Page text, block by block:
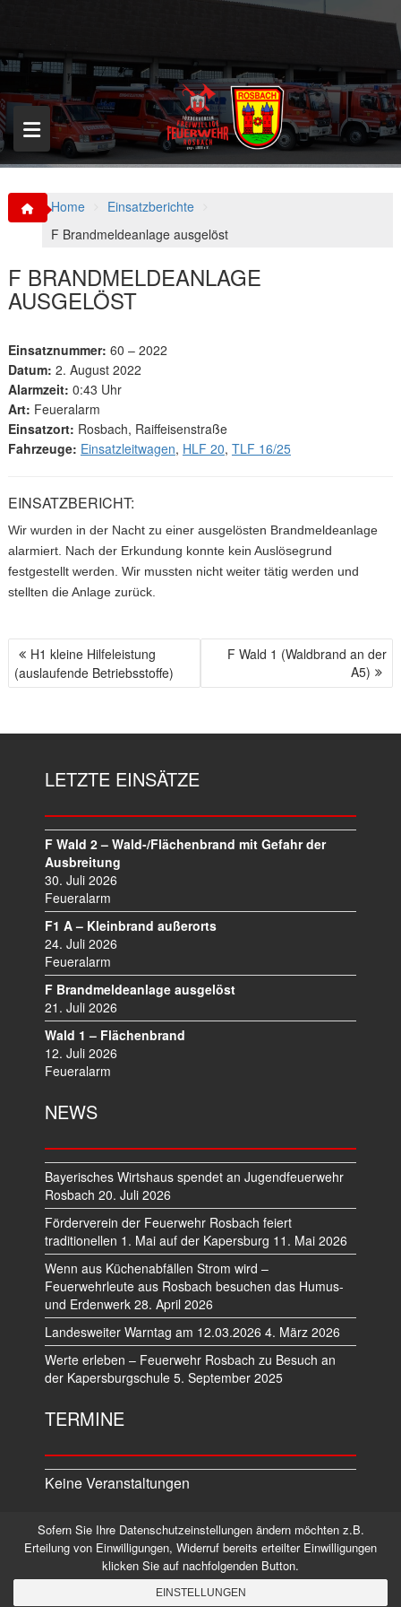
p
o
c
o
n
t
Home
Einsatzberichte
F Brandmeldeanlage ausgelöst
F BRANDMELDEANLAGE
AUSGELÖST
Einsatznummer: 60 – 2022
Datum: 2. August 2022
Alarmzeit: 0:43 Uhr
Art: Feueralarm
Einsatzort: Rosbach, Raiffeisenstraße
Fahrzeuge: Einsatzleitwagen, HLF 20, TLF 16/25
EINSATZBERICHT:
Wir wurden in der Nacht zu einer ausgelösten Brandmeldeanlage
alarmiert. Nach der Erkundung konnte kein Auslösegrund
festgestellt werden. Wir mussten nicht weiter tätig werden und
stellten die Anlage zurück.
B
E
H1 kleine Hilfeleistung
(auslaufende Betriebsstoffe)
F Wald 1 (Waldbrand an der
A5)
LETZTE EINSÄTZE
F Wald 2 – Wald-/Flächenbrand mit Gefahr der
Ausbreitung
30. Juli 2026
Feueralarm
F1 A – Kleinbrand außerorts
24. Juli 2026
Feueralarm
F Brandmeldeanlage ausgelöst
21. Juli 2026
Wald 1 – Flächenbrand
12. Juli 2026
Feueralarm
NEWS
Bayerisches Wirtshaus spendet an Jugendfeuerwehr
Rosbach 20. Juli 2026
Förderverein der Feuerwehr Rosbach feiert
traditionellen 1. Mai auf der Kapersburg 11. Mai 2026
Wenn aus Küchenabfällen Strom wird –
Feuerwehrleute aus Rosbach besuchen das Humus-
und Erdenwerk 28. April 2026
Landesweiter Warntag am 12.03.2026 4. März 2026
Werte erleben – Feuerwehr Rosbach zu Besuch an
der Kapersburgschule 5. September 2025
TERMINE
Keine Veranstaltungen
Datenschutz Impressum
©2026 Alle Rechte vorbehalten.
Sofern Sie Ihre Datenschutzeinstellungen ändern möchten z.B.
Erteilung von Einwilligungen, Widerruf bereits erteilter Einwilligungen
klicken Sie auf nachfolgenden Button.
EINSTELLUNGEN